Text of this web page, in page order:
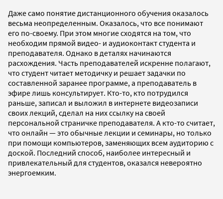
Даже само понятие дистанционного обучения оказалось
весьма неопределенным. Оказалось, что все понимают
его по-своему. При этом многие сходятся на том, что
необходим прямой видео- и аудиоконтакт студента и
преподавателя. Однако в деталях начинаются
расхождения. Часть преподавателей искренне полагают,
что студент читает методичку и решает задачки по
составленной заранее программе, а преподаватель в
эфире лишь консультирует. Кто-то, кто потрудился
раньше, записал и выложил в интернете видеозаписи
своих лекций, сделал на них ссылку на своей
персональной страничке преподавателя. А кто-то считает,
что онлайн — это обычные лекции и семинары, но только
при помощи компьютеров, заменяющих всем аудиторию с
доской. Последний способ, наиболее интересный и
привлекательный для студентов, оказался невероятно
энергоемким.